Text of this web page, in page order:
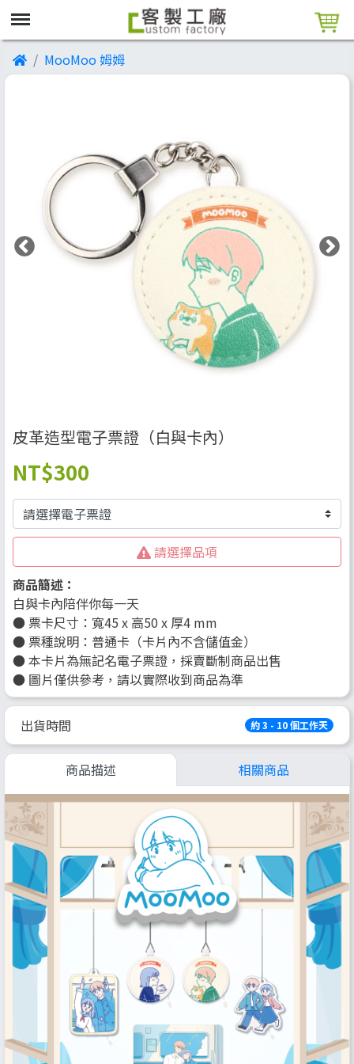
MooMoo 姆姆
皮革造型電子票證（白與卡內）
NT$300
請選擇品項
商品簡述：
白與卡內陪伴你每一天
● 票卡尺寸：寬45 x 高50 x 厚4 mm
● 票種說明：普通卡（卡片內不含儲值金）
● 本卡片為無記名電子票證，採賣斷制商品出售
● 圖片僅供參考，請以實際收到商品為準
出貨時間 約 3 - 10 個工作天
商品描述 相關商品